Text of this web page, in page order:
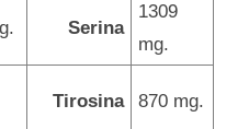
Serina
1309
mg.
Tirosina 870 mg.